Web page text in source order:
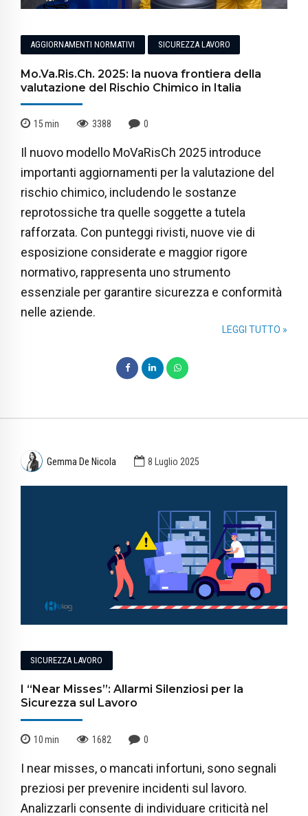
AGGIORNAMENTI NORMATIVI SICUREZZA LAVORO
Mo.Va.Ris.Ch. 2025: la nuova frontiera della
valutazione del Rischio Chimico in Italia
15min 3388 0
Il nuovo modello MoVaRisCh 2025 introduce
importanti aggiornamenti per la valutazione del
rischio chimico, includendo le sostanze
reprotossiche tra quelle soggette a tutela
rafforzata. Con punteggi rivisti, nuove vie di
esposizione considerate e maggior rigore
normativo, rappresenta uno strumento
essenziale per garantire sicurezza e conformità
nelle aziende.
LEGGI TUTTO »
Gemma De Nicola 8 Luglio 2025
SICUREZZA LAVORO
I “Near Misses”: Allarmi Silenziosi per la
Sicurezza sul Lavoro
10min 1682 0
I near misses, o mancati infortuni, sono segnali
preziosi per prevenire incidenti sul lavoro.
Analizzarli consente di individuare criticità nel